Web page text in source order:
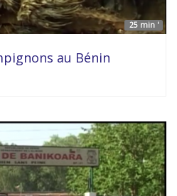
25 min '
au Bénin